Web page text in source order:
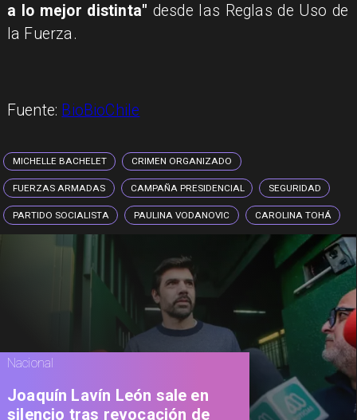
a lo mejor distinta" desde las Reglas de Uso de
la Fuerza.
Fuente: BioBioChile
MICHELLE BACHELET CRIMEN ORGANIZADO
FUERZAS ARMADAS CAMPAÑA PRESIDENCIAL SEGURIDAD
PARTIDO SOCIALISTA PAULINA VODANOVIC CAROLINA TOHÁ
Nacional
Joaquín Lavín León sale en
silencio tras revocación de